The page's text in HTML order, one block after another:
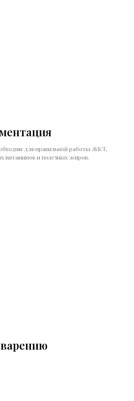
для правильной работы ЖКТ,
витаминов и полезных жиров.